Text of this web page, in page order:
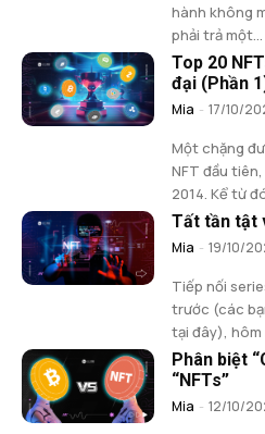
hành không
phải trả một...
Top 20
đại (Phần
Mia - 17/10/
Một chặng
NFT đầu
2014. Kể từ
Tất tần tật
Mia - 19/10/
Tiếp nối
trước (các
tại đây), hôm
Phân biệt
“NFTs”
Mia - 12/10/